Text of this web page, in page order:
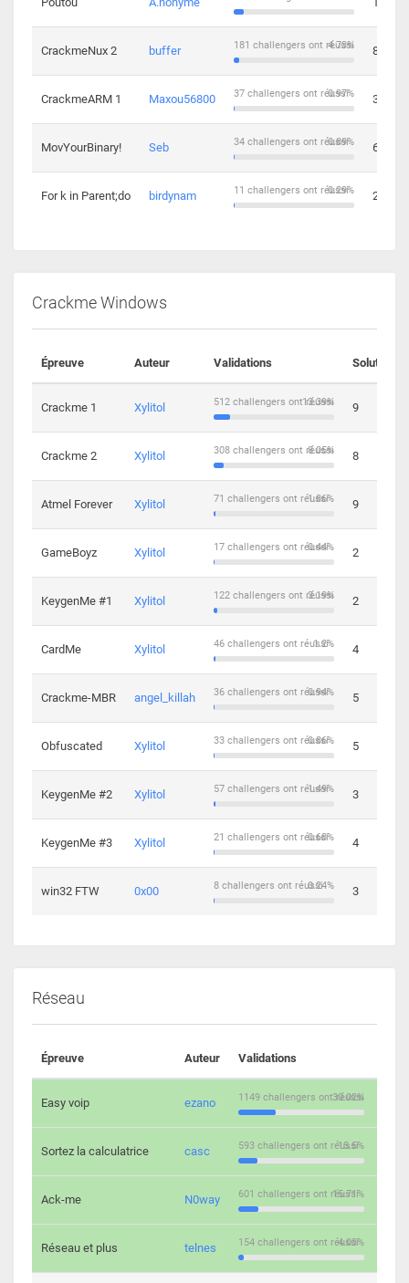
CrackmeNux 2 buffer 4.73%
181 challengers ont réussi 8
CrackmeARM 1 Maxou56800 0.97%
37 challengers ont réussi 3
MovYourBinary! Seb 0.89%
34 challengers ont réussi 6
For k in Parent;do birdynam 0.29%
11 challengers ont réussi 2
Crackme Windows
Épreuve Auteur Validations Solutions
Crackme 1 Xylitol 13.39%
512 challengers ont réussi 9
Crackme 2 Xylitol 8.05%
308 challengers ont réussi 8
Atmel Forever Xylitol 1.86%
71 challengers ont réussi 9
GameBoyz Xylitol 0.44%
17 challengers ont réussi 2
KeygenMe #1 Xylitol 3.19%
122 challengers ont réussi 2
CardMe Xylitol 1.2%
46 challengers ont réussi 4
Crackme-MBR angel_killah 0.94%
36 challengers ont réussi 5
Obfuscated Xylitol 0.86%
33 challengers ont réussi 5
KeygenMe #2 Xylitol 1.49%
57 challengers ont réussi 3
KeygenMe #3 Xylitol 0.68%
21 challengers ont réussi 4
win32 FTW 0x00 0.24%
8 challengers ont réussi 3
Réseau
Épreuve Auteur Validations
Easy voip ezano 30.02%
1149 challengers ont réussi
Sortez la calculatrice casc 15.5%
593 challengers ont réussi
Ack-me N0way 15.71%
601 challengers ont réussi
Réseau et plus telnes 4.03%
154 challengers ont réussi